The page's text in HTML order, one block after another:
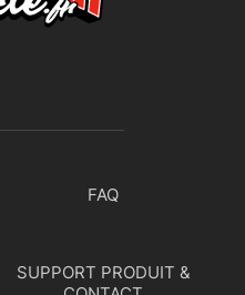
FAQ
SUPPORT PRODUIT &